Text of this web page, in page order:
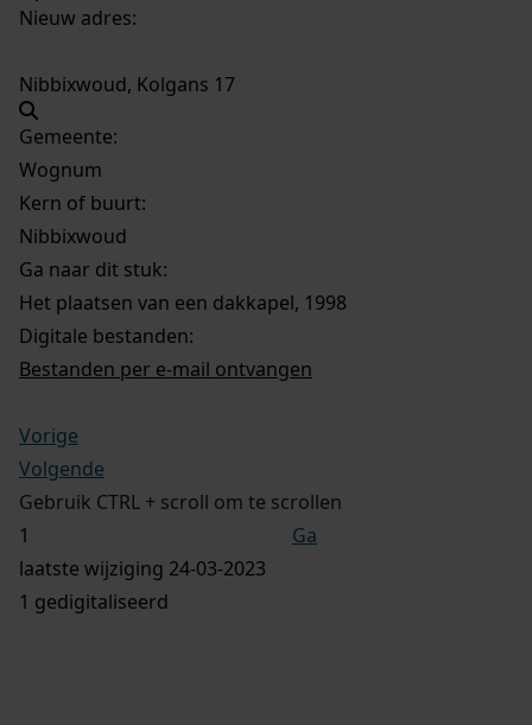
Nieuw adres:
Nibbixwoud, Kolgans 17
Gemeente:
Wognum
Kern of buurt:
Nibbixwoud
Ga naar dit stuk:
Het plaatsen van een dakkapel, 1998
Digitale bestanden:
Bestanden per e-mail ontvangen
Vorige
Volgende
Gebruik CTRL + scroll om te scrollen
Ga
laatste wijziging 24-03-2023
1 gedigitaliseerd